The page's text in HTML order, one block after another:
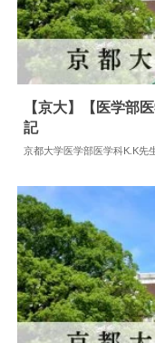
大学合格体験記
【京大】【医学部
記
京都大学医学部医学科K.K先